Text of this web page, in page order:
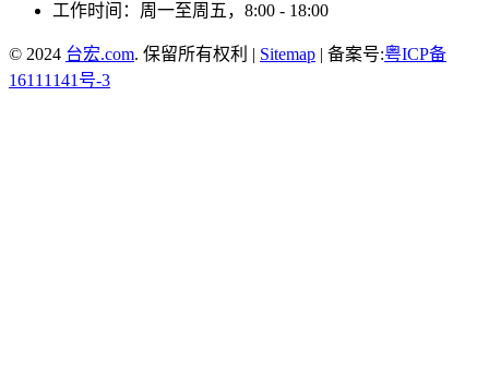
工作时间：周一至周五，8:00 - 18:00
© 2024 台宏.com. 保留所有权利 | Sitemap | 备案号:粤ICP备
16111141号-3